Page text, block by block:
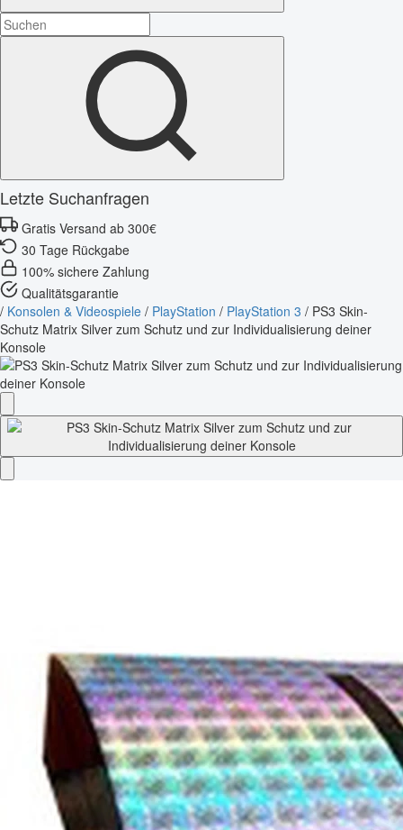
Letzte Suchanfragen
Gratis Versand ab 300€
30 Tage Rückgabe
100% sichere Zahlung
Qualitätsgarantie
/ Konsolen & Videospiele / PlayStation / PlayStation 3 / PS3 Skin-
Schutz Matrix Silver zum Schutz und zur Individualisierung deiner
Konsole